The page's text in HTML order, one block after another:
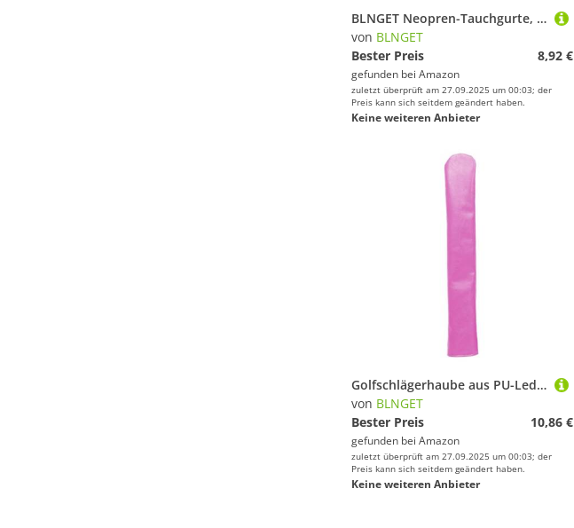
BLNGET Neopren-Tauchgurte, Haarschutz, wasserdicht, Tauch- und Schnorchelriemen für Männer und Frauen, dauerhaftes Wassersport-Zubehör
von BLNGET
Bester Preis
8,92 €
gefunden bei Amazon
zuletzt überprüft am 27.09.2025 um 00:03; der
Preis kann sich seitdem geändert haben.
Keine weiteren Anbieter
Golfschlägerhaube aus PU-Leder, zum Schutz vor Kratzern
von BLNGET
Bester Preis
10,86 €
gefunden bei Amazon
zuletzt überprüft am 27.09.2025 um 00:03; der
Preis kann sich seitdem geändert haben.
Keine weiteren Anbieter